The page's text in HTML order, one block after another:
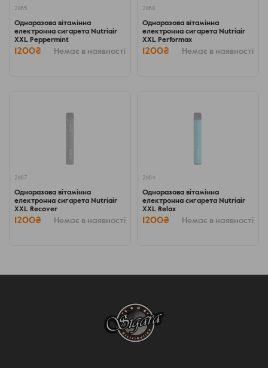
21165
Одноразова вітамінна
електронна сигарета Nutriair
XXL Peppermint
1200₴ Немає в наявності
21168
Одноразова вітамінна
електронна сигарета Nutriair
XXL Performax
1200₴ Немає в наявності
21167
Одноразова вітамінна
електронна сигарета Nutriair
XXL Recover
1200₴ Немає в наявності
21164
Одноразова вітамінна
електронна сигарета Nutriair
XXL Relax
1200₴ Немає в наявності